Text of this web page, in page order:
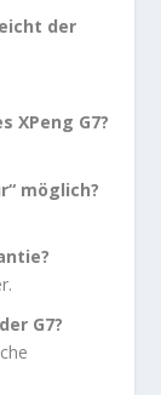
der
XPeng G7?
möglich?
G7?